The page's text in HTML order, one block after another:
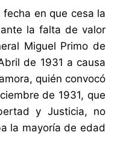
en que cesa la
la falta de valor
Miguel Primo de
de 1931 a causa
quién convocó
de 1931, que
y Justicia, no
la mayoría de edad